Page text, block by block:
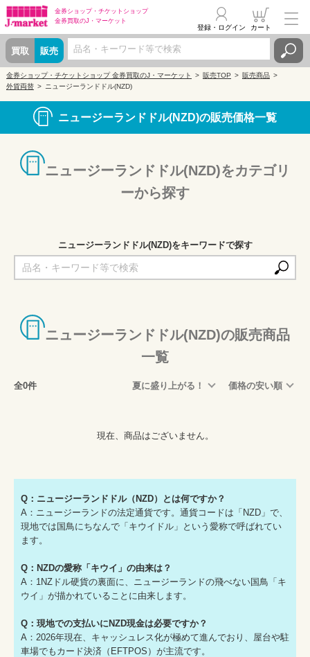
金券ショップ・ チケットショップ
金券買取のJ・マーケット
買取 販売
登録・ログイン カート
金券ショップ・チケットショップ 金券買取のJ・マーケット 販売TOP
販売商品
外貨両替
ニュージーランドドル(NZD)
ニュージーランドドル(NZD)の販売価格一覧
ニュージーランドドル(NZD)をカテゴリ
ーから探す
ニュージーランドドル(NZD)をキーワードで探す
ニュージーランドドル(NZD)の販売商品
一覧
全0件 夏に盛り上がる！ 価格の安い順
現在、商品はございません。
Q：ニュージーランドドル（NZD）とは何ですか？
A：ニュージーランドの法定通貨です。通貨コードは「NZD」で、
現地では国鳥にちなんで「キウイドル」という愛称で呼ばれてい
ます。
Q：NZDの愛称「キウイ」の由来は？
A：1NZドル硬貨の裏面に、ニュージーランドの飛べない国鳥「キ
ウイ」が描かれていることに由来します。
Q：現地での支払いにNZD現金は必要ですか？
A：2026年現在、キャッシュレス化が極めて進んでおり、屋台や駐
車場でもカード決済（EFTPOS）が主流です。